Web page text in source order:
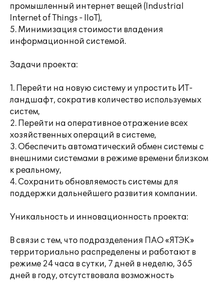
промышленный интернет вещей (Industrial
Internet of Things - IIoT),
5. Минимизация стоимости владения
информационной системой.
Задачи проекта:
1. Перейти на новую систему и упростить ИТ-
ландшафт, сократив количество используемых
систем,
2. Перейти на оперативное отражение всех
хозяйственных операций в системе,
3. Обеспечить автоматический обмен системы с
внешними системами в режиме времени близком
к реальному,
4. Сохранить обновляемость системы для
поддержки дальнейшего развития компании.
Уникальность и инновационность проекта:
В связи с тем, что подразделения ПАО «ЯТЭК»
территориально распределены и работают в
режиме 24 часа в сутки, 7 дней в неделю, 365
дней в году, отсутствовала возможность